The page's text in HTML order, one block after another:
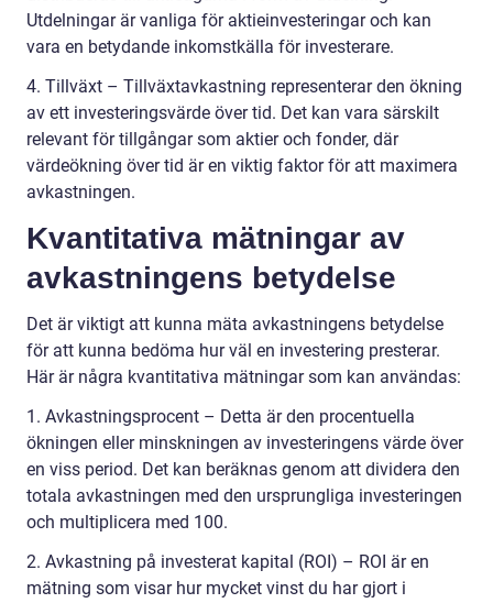
Utdelningar är vanliga för aktieinvesteringar och kan
vara en betydande inkomstkälla för investerare.
4. Tillväxt – Tillväxtavkastning representerar den ökning
av ett investeringsvärde över tid. Det kan vara särskilt
relevant för tillgångar som aktier och fonder, där
värdeökning över tid är en viktig faktor för att maximera
avkastningen.
Kvantitativa mätningar av
avkastningens betydelse
Det är viktigt att kunna mäta avkastningens betydelse
för att kunna bedöma hur väl en investering presterar.
Här är några kvantitativa mätningar som kan användas:
1. Avkastningsprocent – Detta är den procentuella
ökningen eller minskningen av investeringens värde över
en viss period. Det kan beräknas genom att dividera den
totala avkastningen med den ursprungliga investeringen
och multiplicera med 100.
2. Avkastning på investerat kapital (ROI) – ROI är en
mätning som visar hur mycket vinst du har gjort i